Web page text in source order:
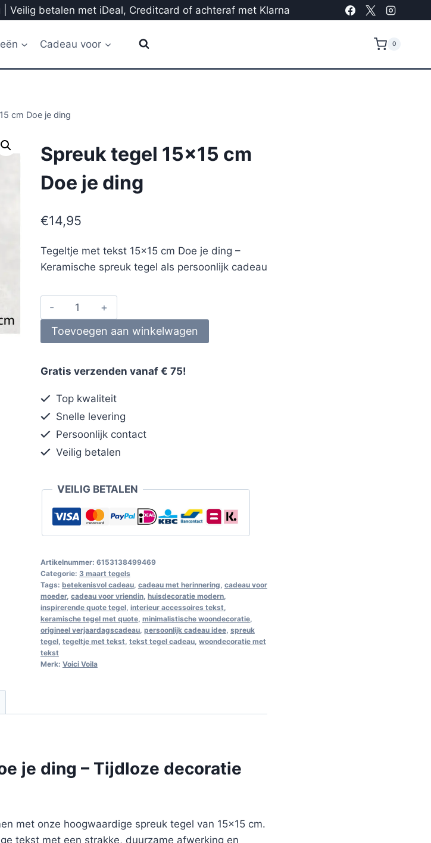
Veilig betalen met iDeal, Creditcard of achteraf met Klarna
Cadeau voor 0
cm Doe je ding
Spreuk tegel 15×15 cm
Doe je ding
€14,95
Tegeltje met tekst 15×15 cm Doe je ding –
Keramische spreuk tegel als persoonlijk cadeau
Toevoegen aan winkelwagen
Gratis verzenden vanaf € 75!
Top kwaliteit
Snelle levering
Persoonlijk contact
Veilig betalen
VEILIG BETALEN
Artikelnummer: 6153138499469
Categorie: 3 maart tegels
Tags: betekenisvol cadeau, cadeau met herinnering cadeau voor
moeder, cadeau voor vriendin, huisdecoratie modern,
inspirerende quote tegel, interieur accessoires tekst
keramische tegel met quote, minimalistische woondecoratie,
origineel verjaardagscadeau, persoonlijk cadeau idee, spreuk
tegel, tegeltje met tekst tekst tegel cadeau, woondecoratie met
tekst
Merk: Voici Voila
je ding – Tijdloze decoratie
met onze hoogwaardige spreuk tegel van 15×15 cm.
tekst met een strakke, duurzame afwerking en